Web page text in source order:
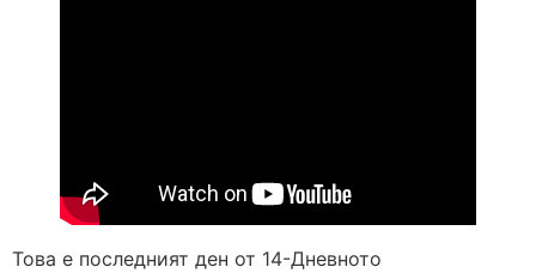
Това е последният ден от 14-Дневното